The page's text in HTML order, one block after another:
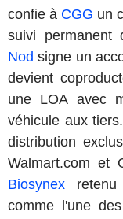
confie à CGG un
suivi permanent
Nod signe un
devient
une LOA avec
véhicule aux tiers.
distribution
Walmart.com et
Biosynex
comme l'une